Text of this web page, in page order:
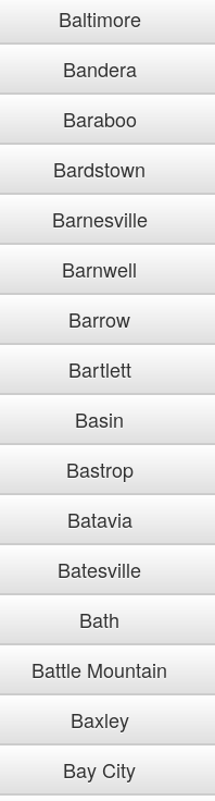
Baltimore
Bandera
Baraboo
Bardstown
Barnesville
Barnwell
Barrow
Bartlett
Basin
Bastrop
Batavia
Batesville
Bath
Battle Mountain
Baxley
Bay City